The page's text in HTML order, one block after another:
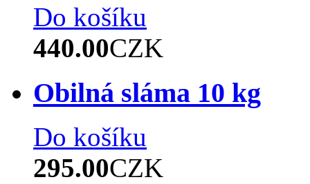
Do košíku
440.00CZK
Obilná sláma 10 kg
Do košíku
295.00CZK